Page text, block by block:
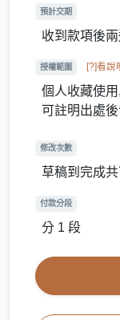
預計交期
收到款項後
授權範圍 [?]看說
個人收藏使
可註明出處
修改次數
草稿到完成
付款分段
分 1 段